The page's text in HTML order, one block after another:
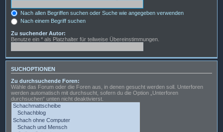
Nach allen Begriffen suchen oder Suche wie angegeben verwenden
Nach einem Begriff suchen
Zu suchender Autor:
Benutze ein * als Platzhalter für teilweise Übereinstimmungen.
SUCHOPTIONEN
Zu durchsuchende Foren:
Wähle das Forum oder die Foren aus, in denen gesucht werden soll. Unterforen
werden automatisch mit durchsucht, sofern du die Option „Unterforen
durchsuchen“ unten nicht deaktivierst.